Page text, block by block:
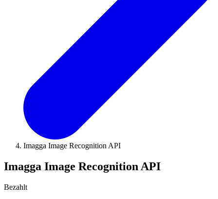
Imagga Image Recognition API
Imagga Image Recognition API
Bezahlt